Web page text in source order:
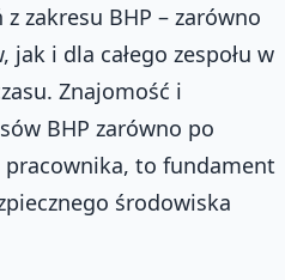
zakresu BHP – zarówno
i dla całego zespołu w
Znajomość i
BHP zarówno po
to fundament
środowiska